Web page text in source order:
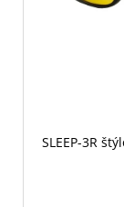
SLEEP-3R štýlové okuliare